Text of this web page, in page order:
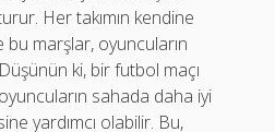
Her takımın kendine
bu marşlar, oyuncuların
ki, bir futbol maçı
sahada daha iyi
yardımcı olabilir. Bu,